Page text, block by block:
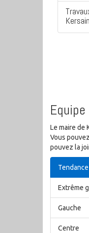
Le maire de
Vous
pouvez la
Extrême
Gauche
Centre